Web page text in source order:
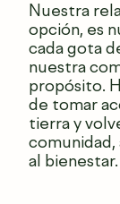
Nuestra
opción, es
cada gota
nuestra
propósito.
de tomar
tierra y
comunidad,
al bienestar.